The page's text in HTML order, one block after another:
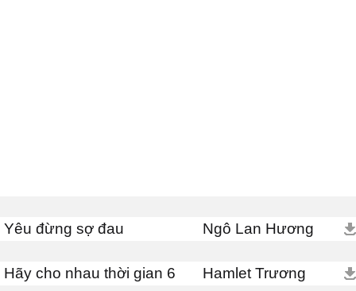
Yêu đừng sợ đau Ngô Lan Hương
Hãy cho nhau thời gian 6 Hamlet Trương